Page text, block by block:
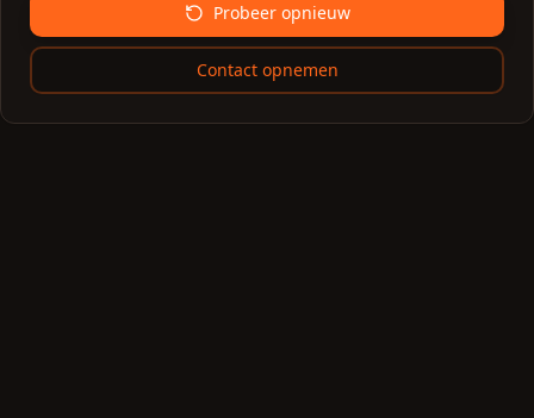
Probeer opnieuw
Contact opnemen